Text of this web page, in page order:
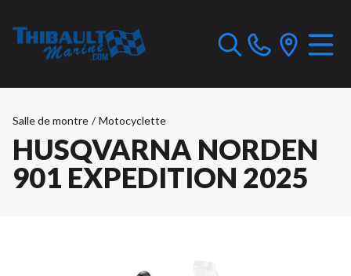
Salle de montre / Motocyclette
HUSQVARNA NORDEN
901 EXPEDITION 2025